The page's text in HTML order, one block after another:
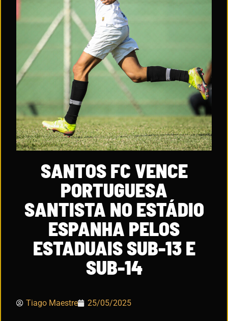
SANTOS FC VENCE
PORTUGUESA
SANTISTA NO ESTÁDIO
ESPANHA PELOS
ESTADUAIS SUB-13 E
SUB-14
Tiago Maestre 25/05/2025